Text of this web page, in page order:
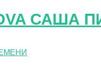
САША